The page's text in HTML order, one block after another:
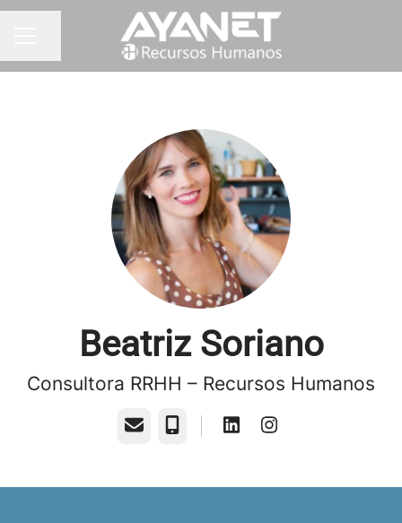
MENÚ DE EMPLEO
Compartir página
Beatriz Soriano
Consultora RRHH – Recursos Humanos
Correo electrónico
Teléfono